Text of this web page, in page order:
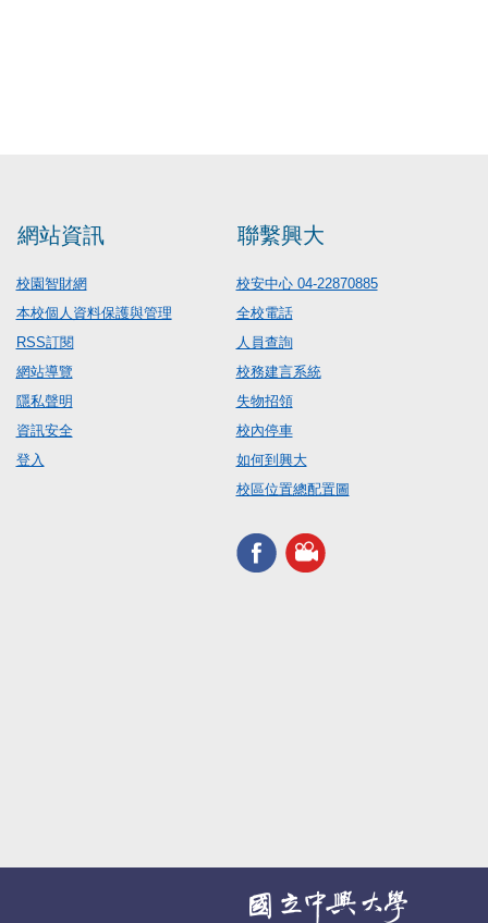
網站資訊
校園智財網
本校個人資料保護與管理
RSS訂閱
網站導覽
隱私聲明
資訊安全
登入
聯繫興大
校安中心 04-22870885
全校電話
人員查詢
校務建言系統
失物招領
校內停車
如何到興大
校區位置總配置圖